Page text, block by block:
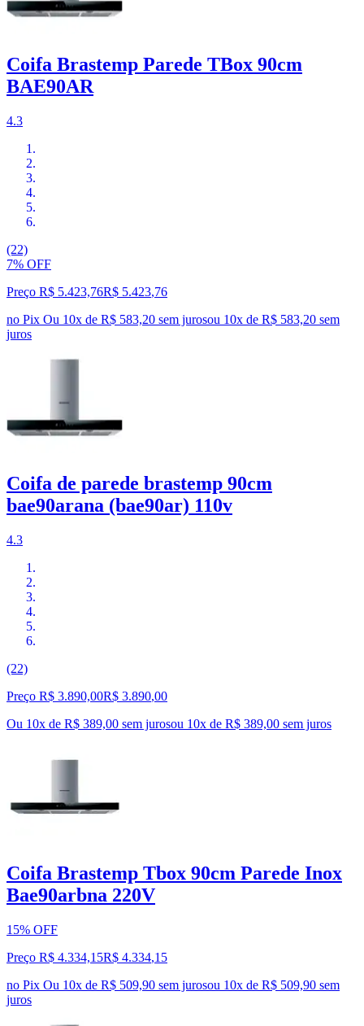
Coifa Brastemp Parede TBox 90cm
BAE90AR
4.3
(22)
7% OFF
Preço R$ 5.423,76R$ 5.423,76
no Pix Ou 10x de R$ 583,20 sem jurosou 10x de R$ 583,20 sem
juros
Coifa de parede brastemp 90cm
bae90arana (bae90ar) 110v
4.3
(22)
Preço R$ 3.890,00R$ 3.890,00
Ou 10x de R$ 389,00 sem jurosou 10x de R$ 389,00 sem juros
Coifa Brastemp Tbox 90cm Parede Inox
Bae90arbna 220V
15% OFF
Preço R$ 4.334,15R$ 4.334,15
no Pix Ou 10x de R$ 509,90 sem jurosou 10x de R$ 509,90 sem
juros